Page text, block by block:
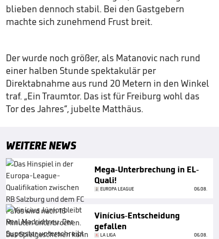
blieben dennoch stabil. Bei den Gastgebern
machte sich zunehmend Frust breit.
Der wurde noch größer, als Matanovic nach rund
einer halben Stunde spektakulär per
Direktabnahme aus rund 20 Metern in den Winkel
traf. „Ein Traumtor. Das ist für Freiburg wohl das
Tor des Jahres“, jubelte Matthäus.
WEITERE NEWS
Mega-Unterbrechung in EL-
Quali!
EUROPA LEAGUE 06.08.
Vinícius-Entscheidung
gefallen
LA LIGA 06.08.